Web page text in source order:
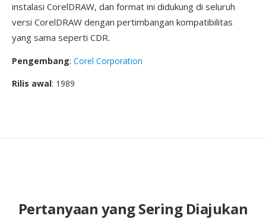
instalasi CorelDRAW, dan format ini didukung di seluruh
versi CorelDRAW dengan pertimbangan kompatibilitas
yang sama seperti CDR.
Pengembang: Corel Corporation
Rilis awal: 1989
Pertanyaan yang Sering Diajukan